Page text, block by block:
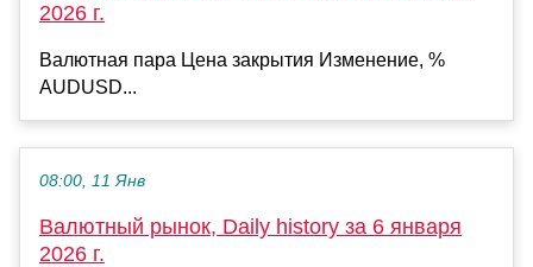
2026 г.
Валютная пара Цена закрытия Изменение, %
AUDUSD...
08:00, 11 Янв
Валютный рынок, Daily history за 6 января
2026 г.